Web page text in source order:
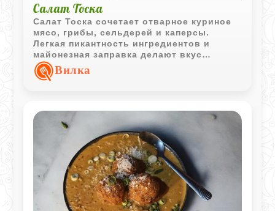
Салат Тоска
Салат Тоска сочетает отварное куриное
мясо, грибы, сельдерей и каперсы.
Легкая пикантность ингредиентов и
майонезная заправка делают вкус
насыщенным и гармоничным.
Вилка